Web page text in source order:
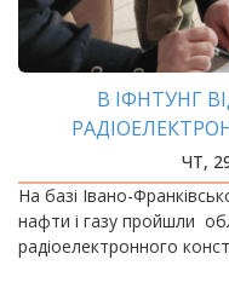
В ІФНТУНГ
ЧТ,
На базі Івано-
нафти і газу пройшли
радіоелектронного